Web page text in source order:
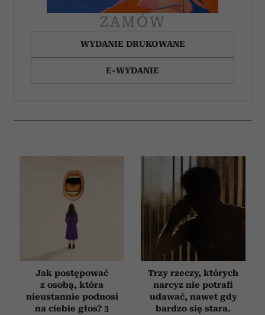
ZAMÓW
WYDANIE DRUKOWANE
E-WYDANIE
Jak postępować
z osobą, która
nieustannie podnosi
na ciebie głos? 3
Trzy rzeczy, których
narcyz nie potrafi
udawać, nawet gdy
bardzo się stara.